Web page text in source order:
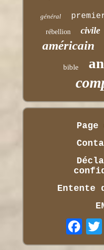
général
rébellion civile
américain
bible